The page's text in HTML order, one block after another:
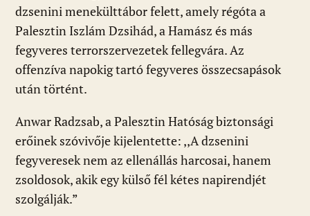
dzsenini menekülttábor felett, amely régóta a
Palesztin Iszlám Dzsihád, a Hamász és más
fegyveres terrorszervezetek fellegvára. Az
offenzíva napokig tartó fegyveres összecsapások
után történt.
Anwar Radzsab, a Palesztin Hatóság biztonsági
erőinek szóvivője kijelentette: ,,A dzsenini
fegyveresek nem az ellenállás harcosai, hanem
zsoldosok, akik egy külső fél kétes napirendjét
szolgálják.”